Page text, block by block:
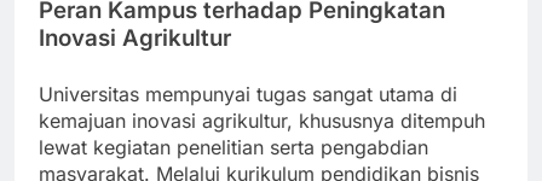
Peran Kampus terhadap Peningkatan
Inovasi Agrikultur
Universitas mempunyai tugas sangat utama di
kemajuan inovasi agrikultur, khususnya ditempuh
lewat kegiatan penelitian serta pengabdian
masyarakat. Melalui kurikulum pendidikan bisnis